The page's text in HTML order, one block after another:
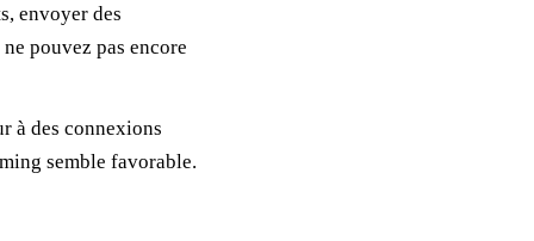
envoyer des
pouvez pas encore
à des connexions
semble favorable.